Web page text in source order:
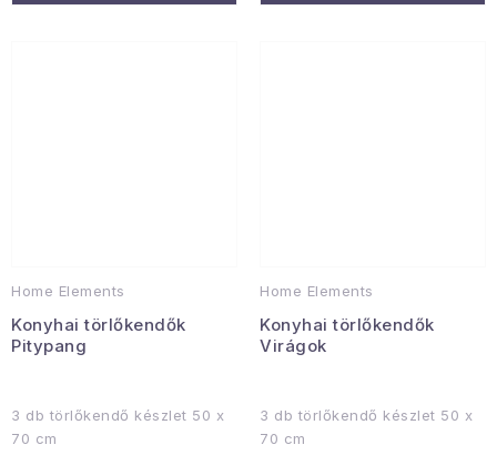
Home Elements
Konyhai törlőkendők
Pitypang
3 db törlőkendő készlet 50 x
70 cm
Home Elements
Konyhai törlőkendők
Virágok
3 db törlőkendő készlet 50 x
70 cm